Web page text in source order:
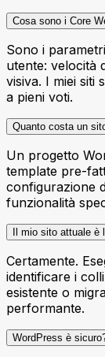
Cosa sono i Core
Sono i
utente: velocità
visiva. I miei siti
a pieni voti.
Quanto costa un
Un progetto
template pre-
configurazione
funzionalità
Il mio sito attuale è
Certamente.
identificare i
esistente o
performante.
WordPress è